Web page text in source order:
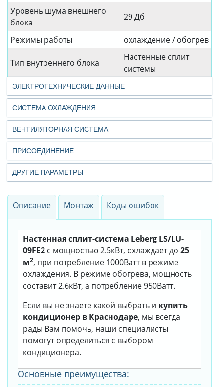
Уровень шума внешнего
блока
29 Дб
Режимы работы охлаждение / обогрев
Тип внутреннего блока
Настенные сплит
системы
ЭЛЕКТРОТЕХНИЧЕСКИЕ ДАННЫЕ
СИСТЕМА ОХЛАЖДЕНИЯ
ВЕНТИЛЯТОРНАЯ СИСТЕМА
ПРИСОЕДИНЕНИЕ
ДРУГИЕ ПАРАМЕТРЫ
Описание Монтаж Коды ошибок
Настенная сплит-система Leberg LS/LU-
09FE2 с мощностью 2.5кВт, охлаждает до 25
м2, при потребление 1000Ватт в режиме
охлаждения. В режиме обогрева, мощность
составит 2.6кВт, а потребление 950Ватт.
Если вы не знаете какой выбрать и купить
кондиционер в Краснодаре, мы всегда
рады Вам помочь, наши специалисты
помогут определиться с выбором
кондиционера.
Основные преимущества: